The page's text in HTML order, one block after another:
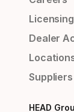
Licensing
Dealer
Suppliers
HEAD